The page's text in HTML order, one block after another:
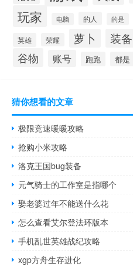
玩家 电脑 的人 的是
英雄 荣耀 萝卜 装备
谷物 账号 跑跑 都是
猜你想看的文章
极限竞速暖暖攻略
抢购小米攻略
洛克王国bug装备
元气骑士的工作室是指哪个
娶老婆过年不能送什么花
怎么查看艾尔登法环版本
手机乱世英雄战纪攻略
xgp方舟生存进化